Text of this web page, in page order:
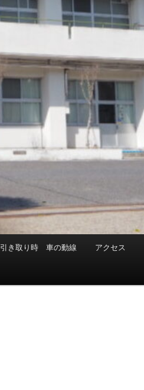
引き取り時 車の動線 アクセス